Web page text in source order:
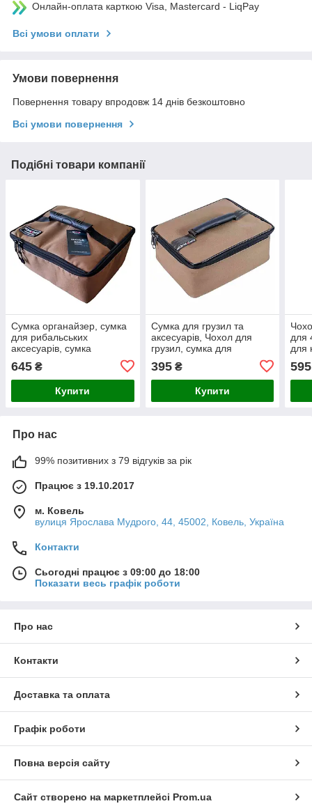
Онлайн-оплата карткою Visa, Mastercard - LiqPay
Всі умови оплати
Умови повернення
Повернення товару впродовж 14 днів безкоштовно
Всі умови повернення
Подібні товари компанії
Сумка органайзер, сумка
для рибальських
аксесуарів, сумка
Medium
645 ₴
Купити
Сумка для грузил та
аксесуарів, Чохол для
грузил, сумка для
LEED BOX Coyote
395₴
Купити
для
для
595
Про нас
99% позитивних з 79 відгуків за рік
Працює з 19.10.2017
м. Ковель
вулиця Ярослава Мудрого, 44, 45002, Ковель, Україна
Контакти
Сьогодні працює з 09:00 до 18:00
Показати весь графік роботи
Про нас
Контакти
Доставка та оплата
Графік роботи
Повна версія сайту
Сайт створено на маркетплейсі Prom.ua